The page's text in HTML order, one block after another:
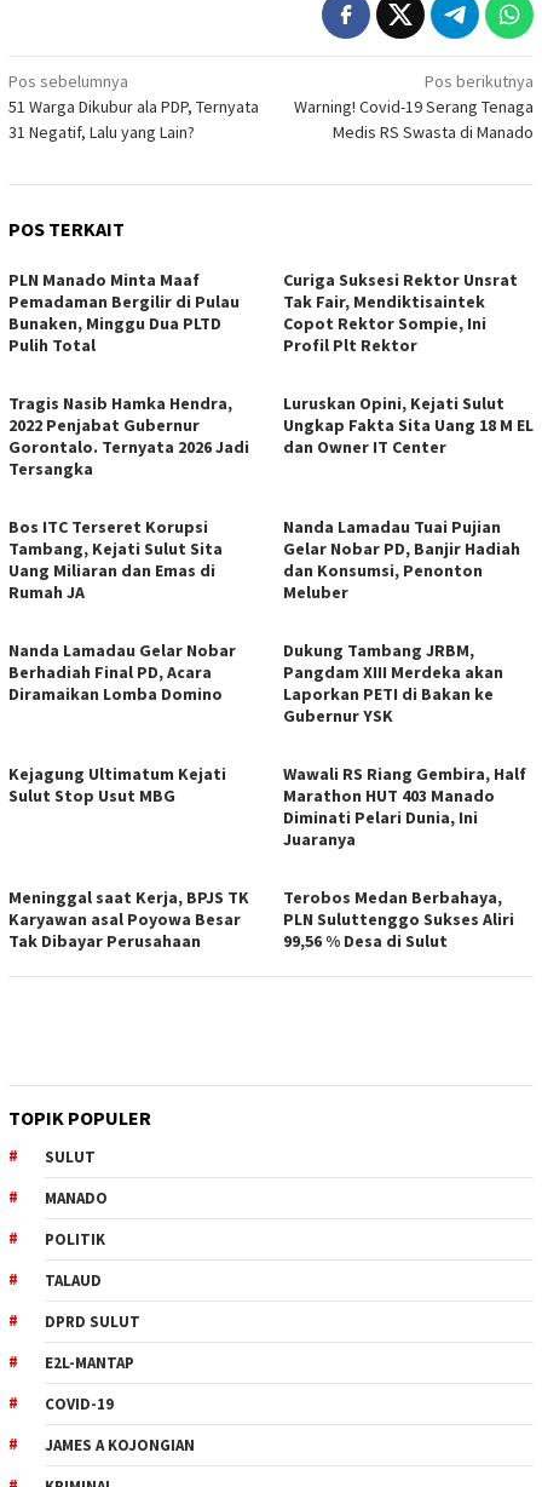
Navigasi
pos
Pos sebelumnya
51 Warga Dikubur ala PDP, Ternyata
31 Negatif, Lalu yang Lain?
Pos berikutnya
Warning! Covid-19 Serang Tenaga
Medis RS Swasta di Manado
POS TERKAIT
PLN Manado Minta Maaf
Pemadaman Bergilir di Pulau
Bunaken, Minggu Dua PLTD
Pulih Total
Curiga Suksesi Rektor Unsrat
Tak Fair, Mendiktisaintek
Copot Rektor Sompie, Ini
Profil Plt Rektor
Tragis Nasib Hamka Hendra,
2022 Penjabat Gubernur
Gorontalo. Ternyata 2026 Jadi
Tersangka
Luruskan Opini, Kejati Sulut
Ungkap Fakta Sita Uang 18 M EL
dan Owner IT Center
Bos ITC Terseret Korupsi
Tambang, Kejati Sulut Sita
Uang Miliaran dan Emas di
Rumah JA
Nanda Lamadau Tuai Pujian
Gelar Nobar PD, Banjir Hadiah
dan Konsumsi, Penonton
Meluber
Nanda Lamadau Gelar Nobar
Berhadiah Final PD, Acara
Diramaikan Lomba Domino
Dukung Tambang JRBM,
Pangdam XIII Merdeka akan
Laporkan PETI di Bakan ke
Gubernur YSK
Kejagung Ultimatum Kejati
Sulut Stop Usut MBG
Wawali RS Riang Gembira, Half
Marathon HUT 403 Manado
Diminati Pelari Dunia, Ini
Juaranya
Meninggal saat Kerja, BPJS TK
Karyawan asal Poyowa Besar
Tak Dibayar Perusahaan
Terobos Medan Berbahaya,
PLN Suluttenggo Sukses Aliri
99,56 % Desa di Sulut
TOPIK POPULER
SULUT
MANADO
POLITIK
TALAUD
DPRD SULUT
E2L-MANTAP
COVID-19
JAMES A KOJONGIAN